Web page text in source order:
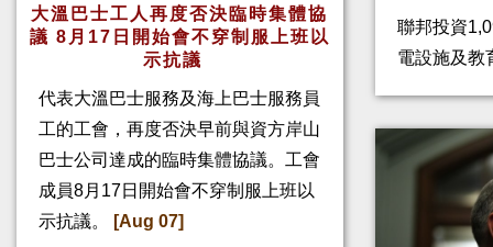
大溫巴士工人再度否決臨時集體協
議 8月17日開始會不穿制服上班以
示抗議
代表大溫巴士服務及海上巴士服務員
工的工會，再度否決早前與資方岸山
巴士公司達成的臨時集體協議。工會
成員8月17日開始會不穿制服上班以
示抗議。
[Aug 07]
聯邦投資
電設施及教